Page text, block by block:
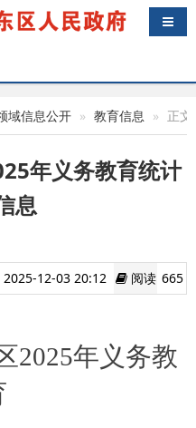
导航
域信息公开 教育信息 正文
年义务教育统计
息
2025-12-03 20:12 阅读 665
2025年义务教